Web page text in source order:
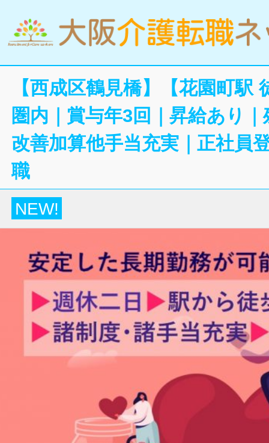
【西成区鶴見橋】【花園町駅
圏内｜賞与年3回｜昇給あり
改善加算他手当充実｜正社員
職
NEW!